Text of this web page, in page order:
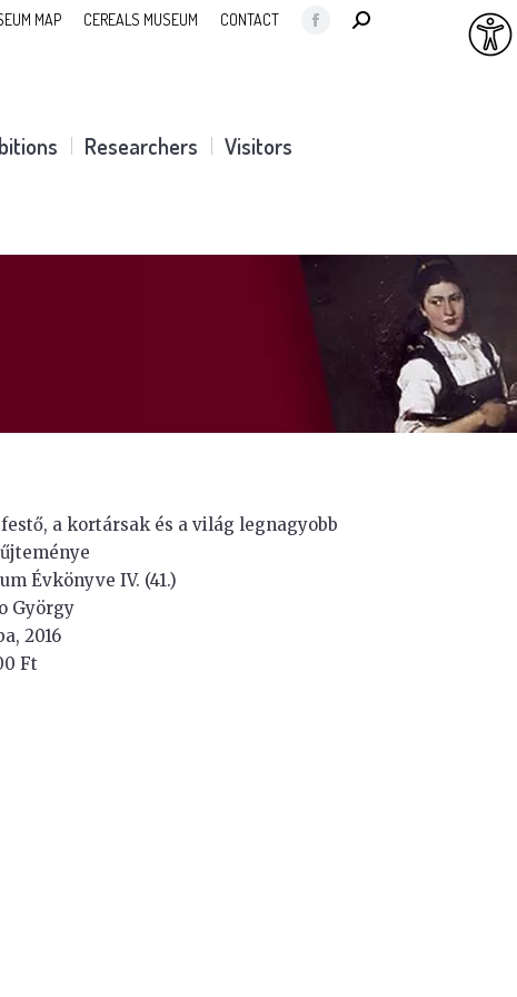
MAP CEREALS MUSEUM CONTACT
Facebook
SEARCH:
Researchers Visitors
a kortársak és a világ legnagyobb
Évkönyve IV. (41.)
György
2016
Ft